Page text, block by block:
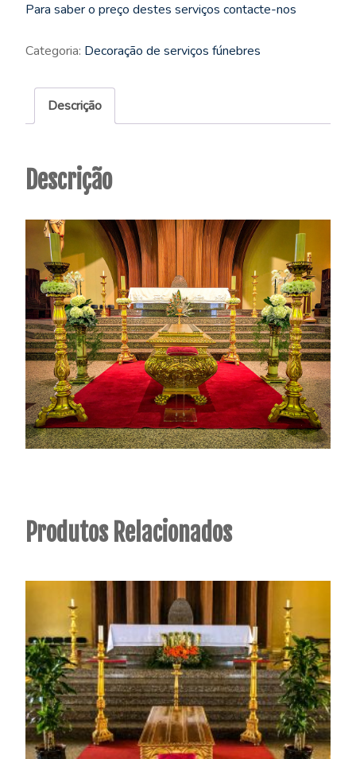
Para saber o preço destes serviços contacte-nos
Categoria: Decoração de serviços fúnebres
Descrição
Descrição
Produtos Relacionados